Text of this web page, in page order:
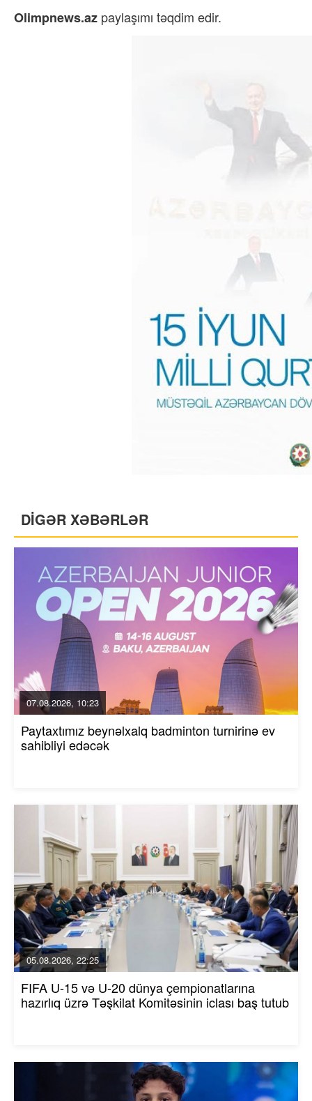
Olimpnews.az paylaşımı təqdim edir.
DİGƏR XƏBƏRLƏR
07.08.2026, 10:23
Paytaxtımız beynəlxalq badminton turnirinə ev
sahibliyi edəcək
05.08.2026, 22:25
FIFA U-15 və U-20 dünya çempionatlarına
hazırlıq üzrə Təşkilat Komitəsinin iclası baş tutub